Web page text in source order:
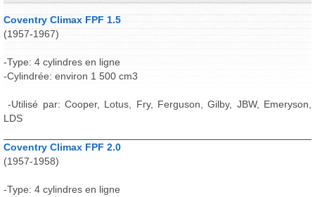
Coventry Climax FPF 1.5
(1957-1967)
-Type: 4 cylindres en ligne
-Cylindrée: environ 1 500 cm3
-Utilisé par: Cooper, Lotus, Fry, Ferguson, Gilby, JBW, Emeryson,
LDS
Coventry Climax FPF 2.0
(1957-1958)
-Type: 4 cylindres en ligne